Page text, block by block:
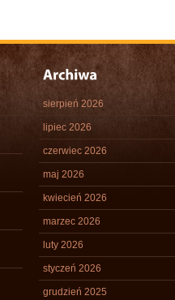
sierpień 2026
lipiec 2026
czerwiec 2026
maj 2026
kwiecień 2026
marzec 2026
luty 2026
styczeń 2026
grudzień 2025